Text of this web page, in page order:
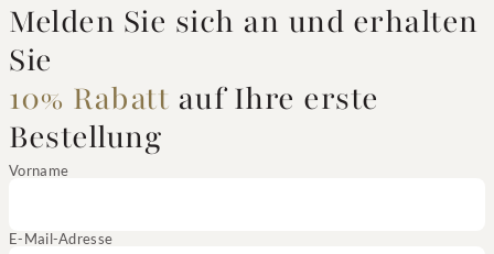
Melden Sie sich an und erhalten
Sie
10% Rabatt auf Ihre erste
Bestellung
Vorname
E-Mail-Adresse